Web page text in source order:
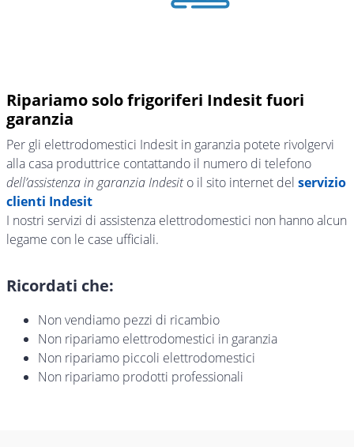
Ripariamo solo frigoriferi Indesit fuori
garanzia
Per gli elettrodomestici Indesit in garanzia potete rivolgervi
alla casa produttrice contattando il numero di telefono
dell’assistenza in garanzia Indesito il sito internet del servizio
clienti Indesit
I nostri servizi di assistenza elettrodomestici non hanno alcun
legame con le case ufficiali.
Ricordati che:
Non vendiamo pezzi di ricambio
Non ripariamo elettrodomestici in garanzia
Non ripariamo piccoli elettrodomestici
Non ripariamo prodotti professionali